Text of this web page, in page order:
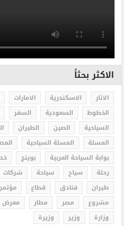
الاكثر بحثاً
الاثار الاسكندرية الامارات
الخطوط
السعودية السفر
السياحية
الصين الطيران
المسلة
المسلة السياحية
بوابة السياحة العربية
بوينج
رحلة
سياح سياحة شركات
طيران
فنادق قطاع مؤتمر
مشروع
مصر مطار معرض
وزارة
وزير وزيرة